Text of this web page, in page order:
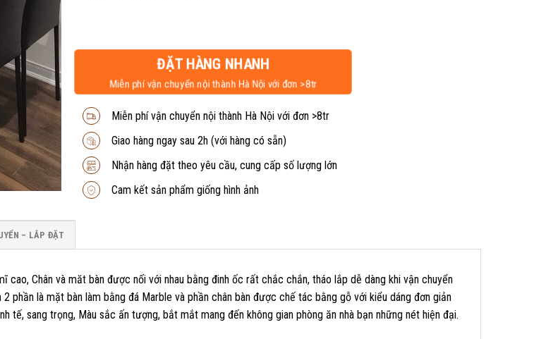
ĐẶT HÀNG NHANH
Miễn phí vận chuyển nội thành Hà Nội với đơn >8tr
Miễn phí vận chuyển nội thành Hà Nội với đơn >8tr
Giao hàng ngay sau 2h (với hàng có sẵn)
Nhận hàng đặt theo yêu cầu, cung cấp số lượng lớn
Cam kết sản phẩm giống hình ảnh
– LẮP ĐẶT
Chân và măt bàn được nối với nhau bằng đinh ốc rất chắc chắn, tháo lắp dễ dàng khi vận chuyển
phần là mặt bàn làm bằng đá Marble và phần chân bàn được chế tác bằng gỗ với kiểu dáng đơn giản
sang trọng, Màu sắc ấn tượng, bắt mắt mang đến không gian phòng ăn nhà bạn những nét hiện đại.